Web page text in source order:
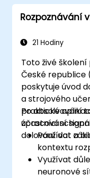
Rozpoznávání
21 Hodiny
Toto živé
České republice
poskytuje úvod
a strojového
praktické
zpracování
dolování dat a
Po absolvování
účastníci
Používat
kontextu
Využívat
neuronové